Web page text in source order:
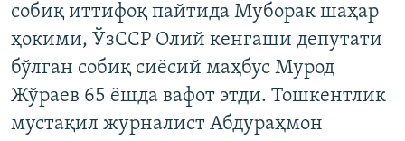
собиқ иттифоқ пайтида Муборак шаҳар
ҳокими, ЎзССР Олий кенгаши депутати
бўлган собиқ сиёсий маҳбус Мурод
Жўраев 65 ёшда вафот этди. Тошкентлик
мустақил журналист Абдураҳмон